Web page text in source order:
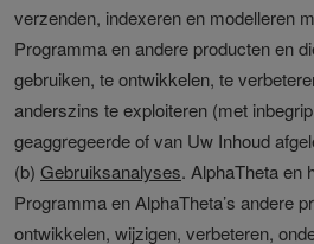
verzenden, indexeren en modelleren
Programma en andere producten en
gebruiken, te ontwikkelen, te
anderszins te exploiteren (met
geaggregeerde of van Uw Inhoud
(b) Gebruiksanalyses. AlphaTheta en
Programma en AlphaTheta’s andere
ontwikkelen, wijzigen, verbeteren,